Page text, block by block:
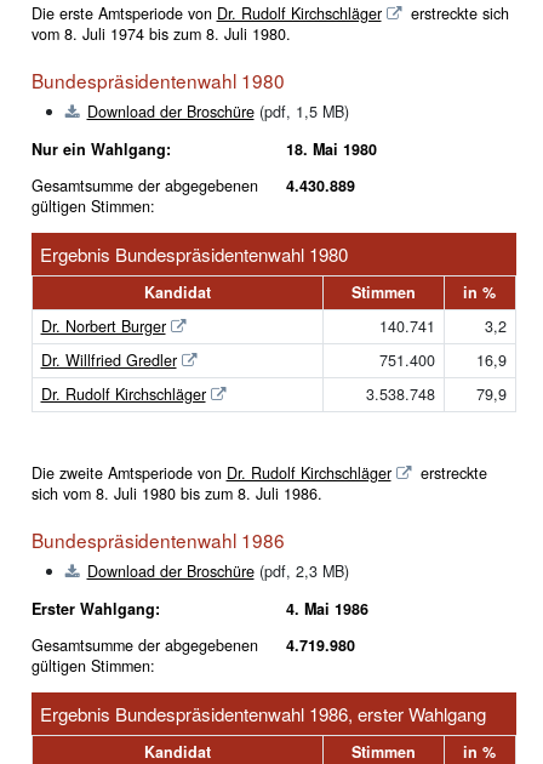
Die erste Amtsperiode von Dr. Rudolf Kirchschläger
erstreckte sich
vom 8. Juli 1974 bis zum 8. Juli 1980.
Bundespräsidentenwahl 1980
Download der Broschüre(pdf, 1,5 MB)
Nur ein Wahlgang:
Gesamtsumme der abgegebenen
gültigen Stimmen:
18. Mai 1980
4.430.889
Ergebnis Bundespräsidentenwahl 1980
Kandidat Stimmen
in %
Dr. Norbert Burger
140.741
3,2
Dr. Willfried Gredler
751.400
16,9
Dr. Rudolf Kirchschläger
3.538.748 79,9
Die zweite Amtsperiode von Dr. Rudolf Kirchschläger
erstreckte
sich vom 8. Juli 1980 bis zum 8. Juli 1986.
Bundespräsidentenwahl 1986
Download der Broschüre(pdf, 2,3 MB)
Erster Wahlgang:
Gesamtsumme der abgegebenen
gültigen Stimmen:
4. Mai 1986
4.719.980
Ergebnis Bundespräsidentenwahl 1986, erster Wahlgang
Kandidat Stimmen
in %